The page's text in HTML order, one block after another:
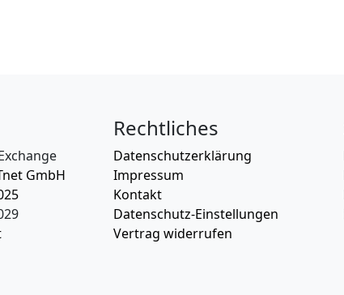
GmbH
Rechtliches
Datenschutzerklärung
Impressum
Kontakt
Datenschutz-Einstellungen
Vertrag widerrufen